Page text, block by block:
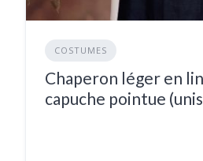
COSTUMES
Chaperon léger en
capuche pointue